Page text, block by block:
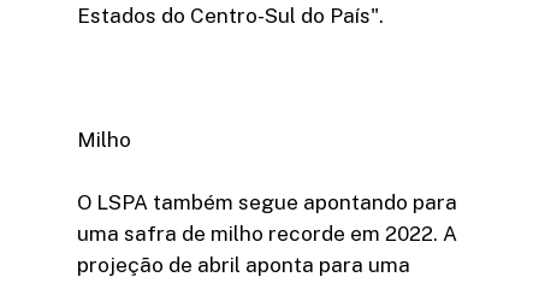
Estados do Centro-Sul do País".
Milho
O LSPA também segue apontando para
uma safra de milho recorde em 2022. A
projeção de abril aponta para uma